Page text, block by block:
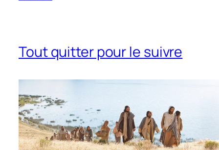
Tout quitter pour le suivre